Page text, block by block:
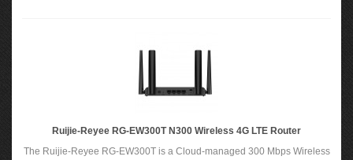
Ruijie-Reyee RG-EW300T N300 Wireless 4G LTE Router
The Ruijie-Reyee RG-EW300T is a Cloud-managed 300 Mbps Wireless